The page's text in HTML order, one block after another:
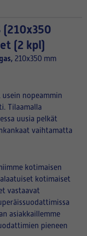
(210x350
(2 kpl)
210x350 mm
nopeammin
Tilaamalla
uusia pelkät
vaihtamatta
kotimaisen
kotimaiset
vastaavat
asiakkaillemme
pieneen